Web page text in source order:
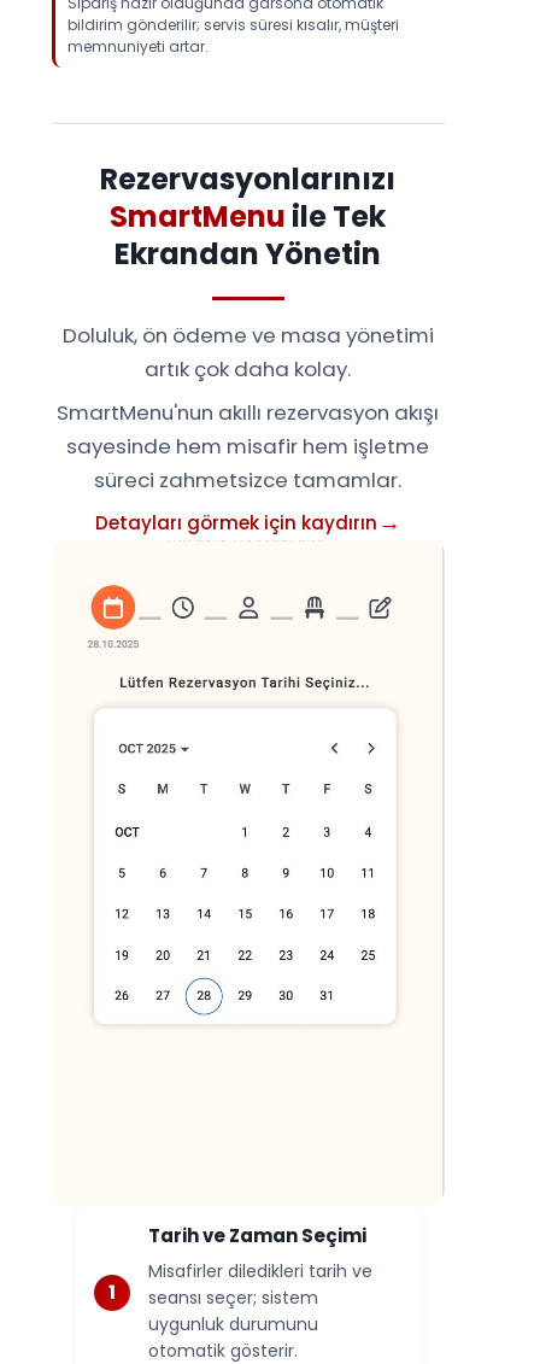
bildirim gönderilir; servis süresi kısalır, müşteri
memnuniyeti artar.
Rezervasyonlarınızı
SmartMenu ile Tek
Ekrandan Yönetin
Doluluk, ön ödeme ve masa yönetimi
artık çok daha kolay.
SmartMenu'nun akıllı rezervasyon akışı
sayesinde hem misafir hem işletme
süreci zahmetsizce tamamlar.
Detayları görmek için kaydırın
Tarih ve Zaman Seçimi
Misafirler diledikleri tarih ve
seansı seçer; sistem
uygunluk durumunu
otomatik gösterir.